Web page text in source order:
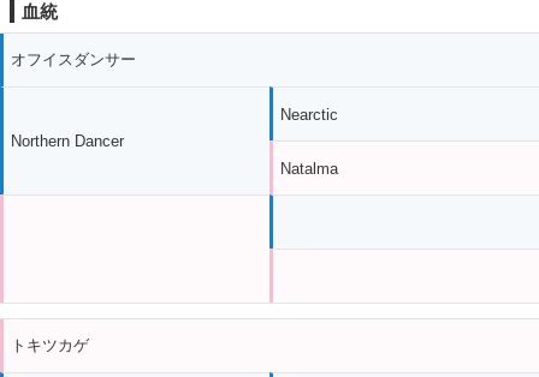
血統
オフイスダンサー
Northern Dancer
Nearctic
Natalma
トキツカゲ